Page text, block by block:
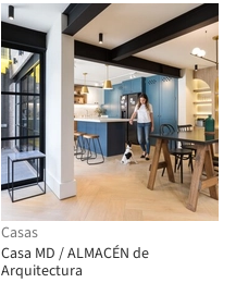
Casas
Casa MD / ALMACÉN de
Arquitectura